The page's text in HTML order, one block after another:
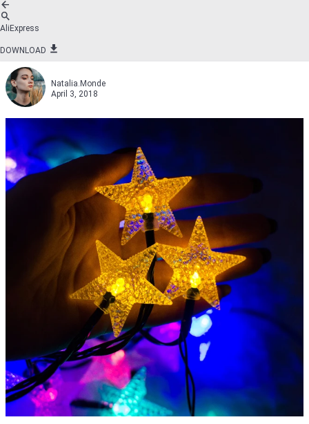
AliExpress
DOWNLOAD
Natalia.Monde
April 3, 2018